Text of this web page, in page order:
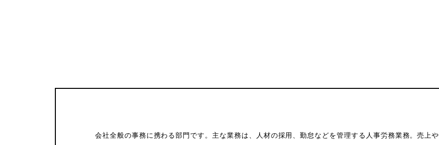
会社全般の事務に携わる部門です。主な業務は、人材の採用、勤怠などを管理する人事労務業務。売上